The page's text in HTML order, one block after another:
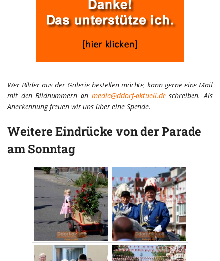
Wer Bilder aus der Galerie bestellen möchte, kann gerne eine Mail
mit den Bildnummern an media@ddorf-aktuell.deschreiben. Als
Anerkennung freuen wir uns über eine Spende.
Weitere Eindrücke von der Parade
am Sonntag